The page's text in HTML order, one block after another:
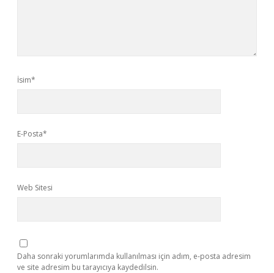
İsim*
E-Posta*
Web Sitesi
Daha sonraki yorumlarımda kullanılması için adım, e-posta adresim
ve site adresim bu tarayıcıya kaydedilsin.